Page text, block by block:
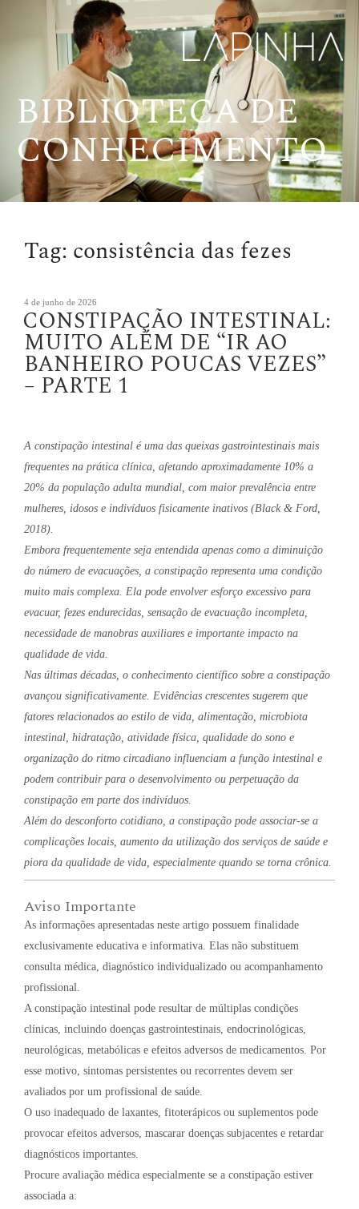
BIBLIOTECA DE
CONHECIMENTO
Tag: consistência das fezes
Publicado
em
4 de junho de 2026
CONSTIPAÇÃO INTESTINAL:
MUITO ALÉM DE “IR AO
BANHEIRO POUCAS VEZES”
– PARTE 1
A constipação intestinal é uma das queixas gastrointestinais mais
frequentes na prática clínica, afetando aproximadamente 10% a
20% da população adulta mundial, com maior prevalência entre
mulheres, idosos e indivíduos fisicamente inativos (Black & Ford,
2018).
Embora frequentemente seja entendida apenas como a diminuição
do número de evacuações, a constipação representa uma condição
muito mais complexa. Ela pode envolver esforço excessivo para
evacuar, fezes endurecidas, sensação de evacuação incompleta,
necessidade de manobras auxiliares e importante impacto na
qualidade de vida.
Nas últimas décadas, o conhecimento científico sobre a constipação
avançou significativamente. Evidências crescentes sugerem que
fatores relacionados ao estilo de vida, alimentação, microbiota
intestinal, hidratação, atividade física, qualidade do sono e
organização do ritmo circadiano influenciam a função intestinal e
podem contribuir para o desenvolvimento ou perpetuação da
constipação em parte dos indivíduos.
Além do desconforto cotidiano, a constipação pode associar-se a
complicações locais, aumento da utilização dos serviços de saúde e
piora da qualidade de vida, especialmente quando se torna crônica.
Aviso Importante
As informações apresentadas neste artigo possuem finalidade
exclusivamente educativa e informativa. Elas não substituem
consulta médica, diagnóstico individualizado ou acompanhamento
profissional.
A constipação intestinal pode resultar de múltiplas condições
clínicas, incluindo doenças gastrointestinais, endocrinológicas,
neurológicas, metabólicas e efeitos adversos de medicamentos. Por
esse motivo, sintomas persistentes ou recorrentes devem ser
avaliados por um profissional de saúde.
O uso inadequado de laxantes, fitoterápicos ou suplementos pode
provocar efeitos adversos, mascarar doenças subjacentes e retardar
diagnósticos importantes.
Procure avaliação médica especialmente se a constipação estiver
associada a: